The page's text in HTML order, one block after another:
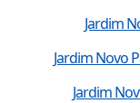
Jardim
Jardim Novo
Jardim